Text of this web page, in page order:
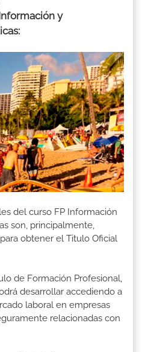
y
del curso FP Información
son, principalmente,
obtener el Titulo Oficial
de Formación Profesional,
desarrollar accediendo a
laboral en empresas
relacionadas con